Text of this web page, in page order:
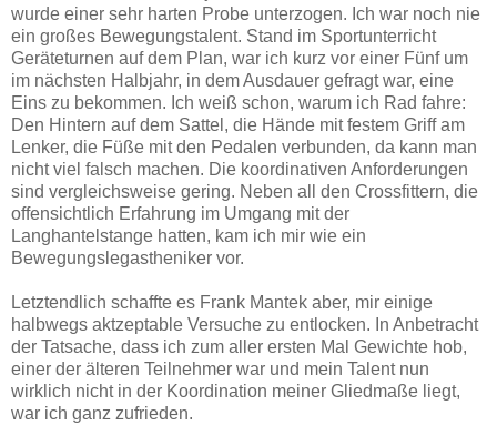
wurde einer sehr harten Probe unterzogen. Ich war noch nie
ein großes Bewegungstalent. Stand im Sportunterricht
Geräteturnen auf dem Plan, war ich kurz vor einer Fünf um
im nächsten Halbjahr, in dem Ausdauer gefragt war, eine
Eins zu bekommen. Ich weiß schon, warum ich Rad fahre:
Den Hintern auf dem Sattel, die Hände mit festem Griff am
Lenker, die Füße mit den Pedalen verbunden, da kann man
nicht viel falsch machen. Die koordinativen Anforderungen
sind vergleichsweise gering. Neben all den Crossfittern, die
offensichtlich Erfahrung im Umgang mit der
Langhantelstange hatten, kam ich mir wie ein
Bewegungslegastheniker vor.
Letztendlich schaffte es Frank Mantek aber, mir einige
halbwegs aktzeptable Versuche zu entlocken. In Anbetracht
der Tatsache, dass ich zum aller ersten Mal Gewichte hob,
einer der älteren Teilnehmer war und mein Talent nun
wirklich nicht in der Koordination meiner Gliedmaße liegt,
war ich ganz zufrieden.